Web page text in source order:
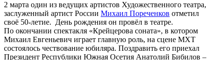
2 марта один из ведущих артистов Художественного театра,
заслуженный артист России Михаил Пореченков отметил
своё 50-летие. День рождения он провёл в театре.
По окончании спектакля «Крейцерова соната», в котором
Михаил Евгеньевич играет главную роль, на сцене МХТ
состоялось чествование юбиляра. Поздравить его приехал
Президент Республики Южная Осетия Анатолий Бибилов –